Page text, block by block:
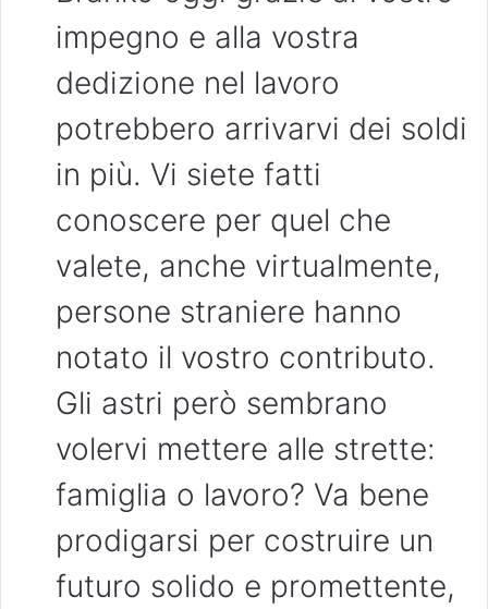
impegno e alla vostra
dedizione nel lavoro
potrebbero arrivarvi dei soldi
in più. Vi siete fatti
conoscere per quel che
valete, anche virtualmente,
persone straniere hanno
notato il vostro contributo.
Gli astri però sembrano
volervi mettere alle strette:
famiglia o lavoro? Va bene
prodigarsi per costruire un
futuro solido e promettente,